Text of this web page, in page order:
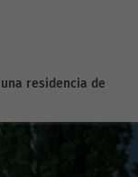
residencia de